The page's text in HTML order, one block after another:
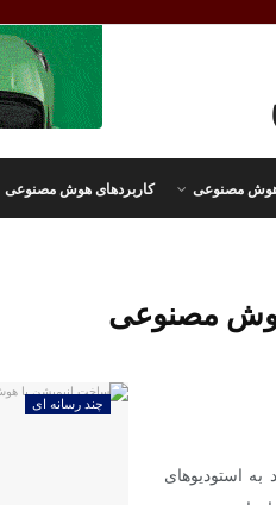
هوش مصنوعی کاربردهای هوش مصنوعی
مصنوعی
چند رسانه ای
استودیوهای